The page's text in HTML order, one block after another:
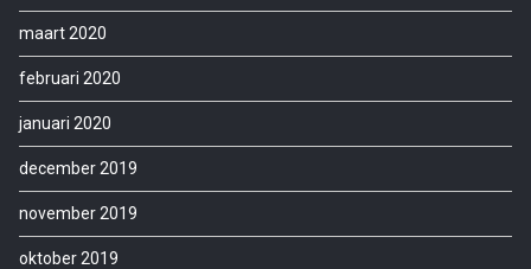
maart 2020
februari 2020
januari 2020
december 2019
november 2019
oktober 2019